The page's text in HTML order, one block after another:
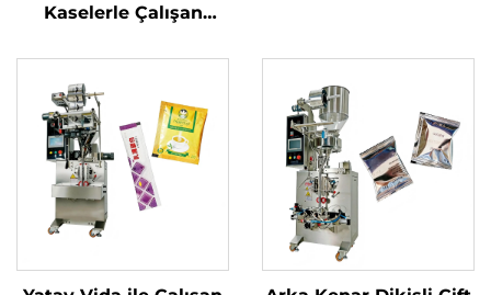
Kaselerle Çalışan
Paketleme Makinesi